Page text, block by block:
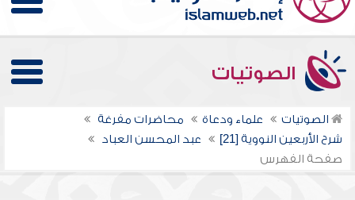
الصوتيات
الصوتيات علماء ودعاة
محاضرات مفرغة
شرح الأربعين النووية [21]
عبد المحسن العباد
صفحة الفهرس